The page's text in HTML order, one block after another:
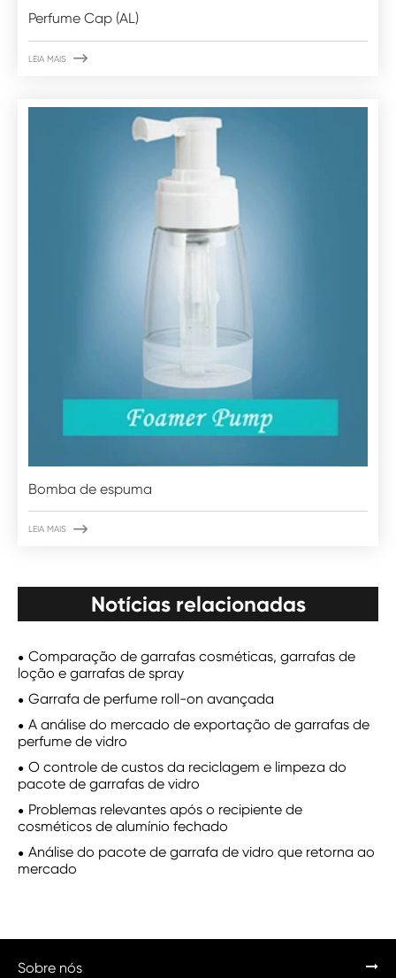
Perfume Cap (AL)
LEIA MAIS 
Bomba de espuma
LEIA MAIS 
Notícias relacionadas
Comparação de garrafas cosméticas, garrafas de
loção e garrafas de spray
Garrafa de perfume roll-on avançada
A análise do mercado de exportação de garrafas de
perfume de vidro
O controle de custos da reciclagem e limpeza do
pacote de garrafas de vidro
Problemas relevantes após o recipiente de
cosméticos de alumínio fechado
Análise do pacote de garrafa de vidro que retorna ao
mercado
Sobre nós